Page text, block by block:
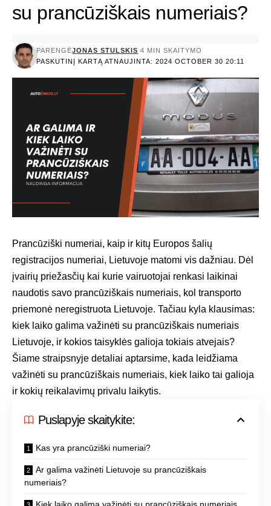
su prancūziškais numeriais?
PASKUTINĮ KARTĄ ATNAUJINTA: 2024 OCTOBER 30 20:11
PARENGĖJONAS STULSKIS 4 MIN SKAITYMO
Prancūziški numeriai, kaip ir kitų Europos šalių
registracijos numeriai, Lietuvoje matomi vis dažniau. Dėl
įvairių priežasčių kai kurie vairuotojai renkasi laikinai
naudotis savo prancūziškais numeriais, kol transporto
priemonė neregistruota Lietuvoje. Tačiau kyla klausimas:
kiek laiko galima važinėti su prancūziškais numeriais
Lietuvoje, ir kokios taisyklės galioja tokiais atvejais?
Šiame straipsnyje detaliai aptarsime, kada leidžiama
važinėti su prancūziškais numeriais, kiek laiko tai galioja
ir kokių reikalavimų privalu laikytis.
Puslapyje skaitykite:
Kas yra prancūziški numeriai?
Ar galima važinėti Lietuvoje su prancūziškais
numeriais?